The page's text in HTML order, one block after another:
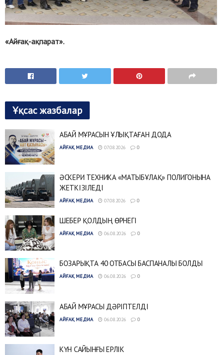
«Айғақ-ақпарат».
Ұқсас жазбалар
АБАЙ МҰРАСЫН ҰЛЫҚТАҒАН ДОДА
АЙҒАҚ МЕДИА 07.08.2026 0
ӘСКЕРИ ТЕХНИКА «МАТЫБҰЛАҚ» ПОЛИГОНЫНА
ЖЕТКІЗІЛЕДІ
АЙҒАҚ МЕДИА 07.08.2026 0
ШЕБЕР ҚОЛДЫҢ ӨРНЕГІ
АЙҒАҚ МЕДИА 06.08.2026 0
БОЗАРЫҚТА 40 ОТБАСЫ БАСПАНАЛЫ БОЛДЫ
АЙҒАҚ МЕДИА 06.08.2026 0
АБАЙ МҰРАСЫ ДӘРІПТЕЛДІ
АЙҒАҚ МЕДИА 06.08.2026 0
КҮН САЙЫНҒЫ ЕРЛІК